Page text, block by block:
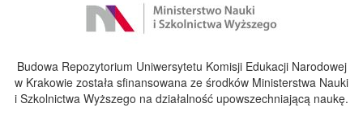
Budowa Repozytorium Uniwersytetu Komisji Edukacji Narodowej
w Krakowie została sfinansowana ze środków Ministerstwa Nauki
i Szkolnictwa Wyższego na działalność upowszechniającą naukę.